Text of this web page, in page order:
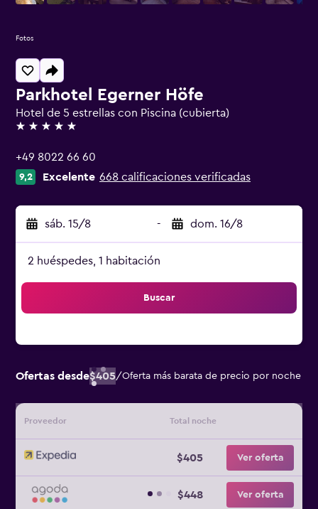
Parkhotel Egerner Höfe
Hotel de 5 estrellas con Piscina (cubierta)
5 estrellas
+49 8022 66 60
9,2 Excelente 668 calificaciones verificadas
sáb. 15/8 - dom. 16/8
2 huéspedes, 1 habitación
Buscar
Ofertas desde$405/Oferta más barata de precio por noche
Proveedor Total noche
$405 Ver oferta
$448 Ver oferta
Fotos